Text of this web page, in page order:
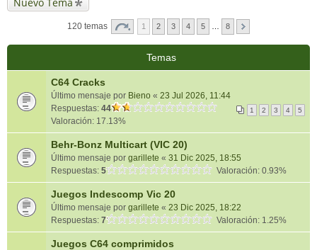
120 temas 1 2 3 4 5 8
Temas
C64 Cracks
Último mensaje por Bieno « 23 Jul 2026, 11:44
Respuestas: 44 1 2 3 4 5
Valoración: 17.13%
Behr-Bonz Multicart (VIC 20)
Último mensaje por garillete « 31 Dic 2025, 18:55
Respuestas: 5 Valoración: 0.93%
Juegos Indescomp Vic 20
Último mensaje por garillete « 23 Dic 2025, 18:22
Respuestas: 7 Valoración: 1.25%
Juegos C64 comprimidos